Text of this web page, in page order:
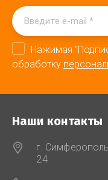
Нажимая
обработку
Наши контакты
г.
24